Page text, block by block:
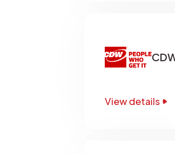
View details